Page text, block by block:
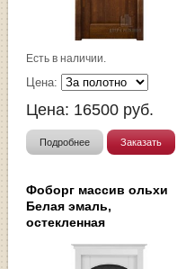
Есть в наличии.
Цена:
Цена: 16500 руб.
Подробнее Заказать
Фоборг массив ольхи
Белая эмаль,
остекленная